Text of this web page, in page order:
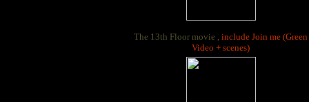
The 13th Floor movie , include Join me (Green
Video + scenes)